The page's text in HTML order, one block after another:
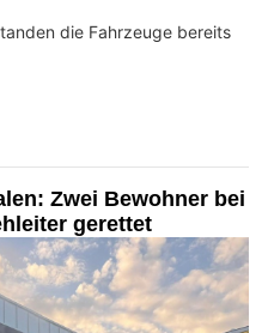
die Fahrzeuge bereits
Zwei Bewohner bei
gerettet